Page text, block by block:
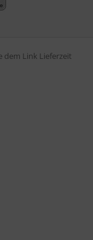
dem Link Lieferzeit